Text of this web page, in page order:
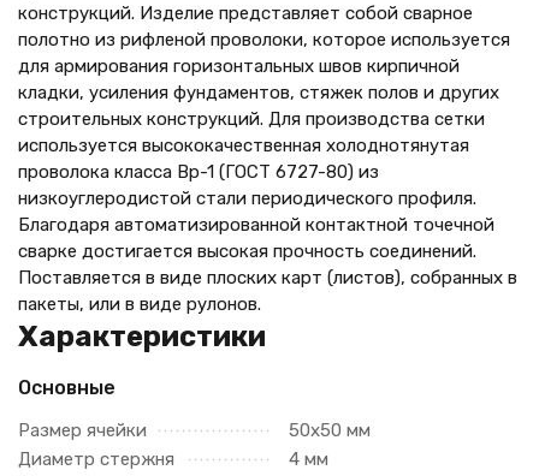
конструкций. Изделие представляет собой сварное
полотно из рифленой проволоки, которое используется
для армирования горизонтальных швов кирпичной
кладки, усиления фундаментов, стяжек полов и других
строительных конструкций. Для производства сетки
используется высококачественная холоднотянутая
проволока класса Вр-1 (ГОСТ 6727-80) из
низкоуглеродистой стали периодического профиля.
Благодаря автоматизированной контактной точечной
сварке достигается высокая прочность соединений.
Поставляется в виде плоских карт (листов), собранных в
пакеты, или в виде рулонов.
Характеристики
Основные
Размер ячейки
50х50 мм
Диаметр стержня
4 мм